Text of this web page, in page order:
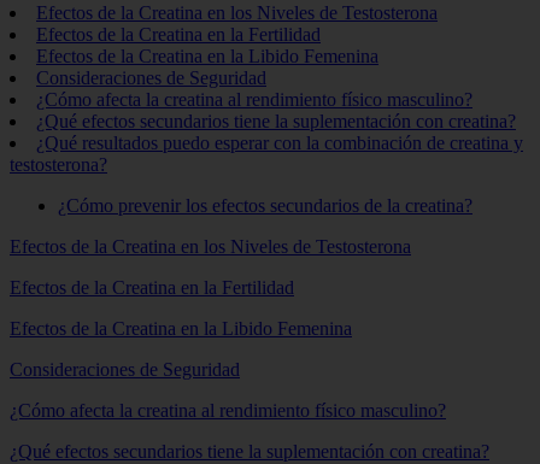
Efectos de la Creatina en los Niveles de Testosterona
Efectos de la Creatina en la Fertilidad
Efectos de la Creatina en la Libido Femenina
Consideraciones de Seguridad
¿Cómo afecta la creatina al rendimiento físico masculino?
¿Qué efectos secundarios tiene la suplementación con creatina?
¿Qué resultados puedo esperar con la combinación de creatina y
testosterona?
¿Cómo prevenir los efectos secundarios de la creatina?
Efectos de la Creatina en los Niveles de Testosterona
Efectos de la Creatina en la Fertilidad
Efectos de la Creatina en la Libido Femenina
Consideraciones de Seguridad
¿Cómo afecta la creatina al rendimiento físico masculino?
¿Qué efectos secundarios tiene la suplementación con creatina?